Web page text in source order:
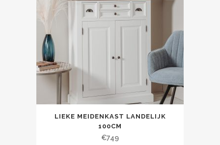
LIEKE MEIDENKAST LANDELIJK
100CM
€749